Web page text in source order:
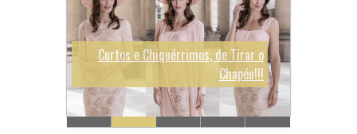
Bolos de Noiva Chiques e Finos!